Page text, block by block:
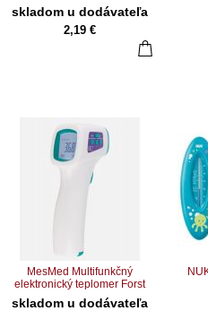
skladom u dodávateľa
2,19 €
MesMed Multifunkčný
elektronický teplomer Forst
Plus
skladom u dodávateľa